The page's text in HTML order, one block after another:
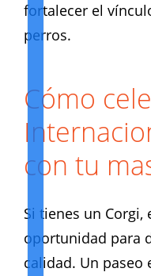
fortalecer el
perros.
Cómo
con tu
Si tienes un Corgi,
oportunidad para
calidad. Un paseo